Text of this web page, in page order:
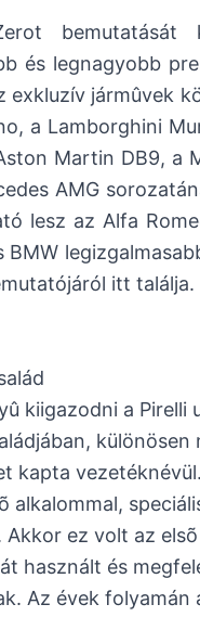
bemutatását
és legnagyobb
exkluzív jármûvek
a Lamborghini
Martin DB9, a
AMG
lesz az Alfa
BMW
itt találja.
kiigazodni a Pirelli
kapta
alkalommal,
Akkor ez volt az
használt és
Az évek